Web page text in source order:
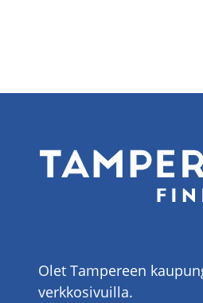
Olet Tampereen
verkkosivuilla.